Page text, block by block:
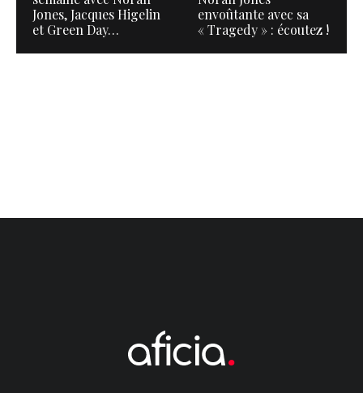
Jones, Jacques Higelin
et Green Day…
envoûtante avec sa
« Tragedy » : écoutez !